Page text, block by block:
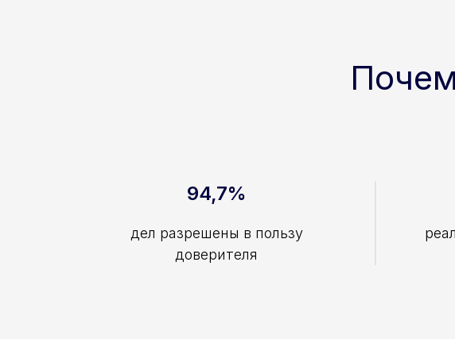
94,7%
дел разрешены в пользу
доверителя